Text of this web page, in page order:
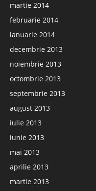
martie 2014
februarie 2014
ianuarie 2014
decembrie 2013
noiembrie 2013
octombrie 2013
septembrie 2013
august 2013
iulie 2013
iunie 2013
mai 2013
aprilie 2013
martie 2013